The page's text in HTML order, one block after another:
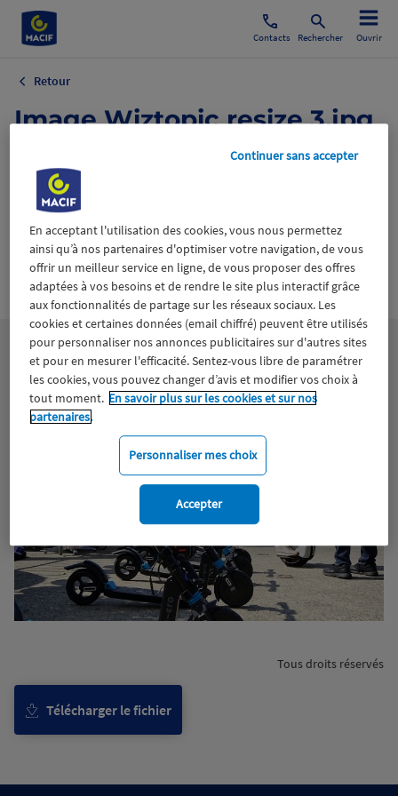
Contacts Rechercher Ouvrir
Retour
Image Wiztopic resize 3.jpg
Certifié avec Wiztrust
trusted
sources
Télécharger le fichier
Tous droits réservés
En acceptant l'utilisation des cookies, vous nous permettez
ainsi qu’à nos partenaires d'optimiser votre navigation, de vous
offrir un meilleur service en ligne, de vous proposer des offres
adaptées à vos besoins et de rendre le site plus interactif grâce
aux fonctionnalités de partage sur les réseaux sociaux. Les
cookies et certaines données (email chiffré) peuvent être utilisés
pour personnaliser nos annonces publicitaires sur d'autres sites
et pour en mesurer l'efficacité. Sentez-vous libre de paramétrer
les cookies, vous pouvez changer d’avis et modifier vos choix à
tout moment. En savoir plus sur les cookies et sur nos
partenaires.
Personnaliser mes choix
Continuer sans accepter
Accepter